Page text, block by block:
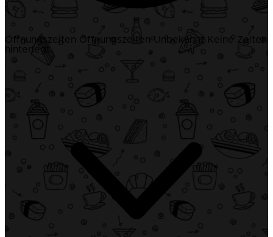
Öffnungszeiten Öffnungszeiten Unbekannt
Keine Zeiten
hinterlegt